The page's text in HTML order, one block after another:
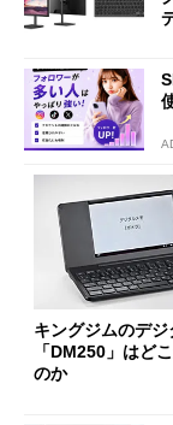
キングジムのデジ
「DM250」はど
のか